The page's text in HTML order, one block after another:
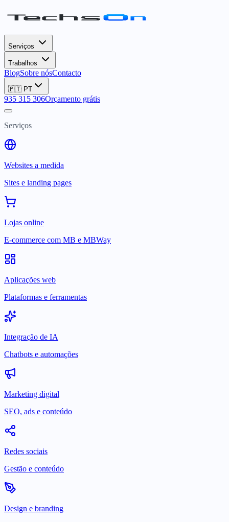
Serviços
Trabalhos
BlogSobre nósContacto
🇵🇹 PT
935 315 306Orçamento grátis
Serviços
Websites a medida
Sites e landing pages
Lojas online
E-commerce com MB e MBWay
Aplicações web
Plataformas e ferramentas
Integração de IA
Chatbots e automações
Marketing digital
SEO, ads e conteúdo
Redes sociais
Gestão e conteúdo
Design e branding